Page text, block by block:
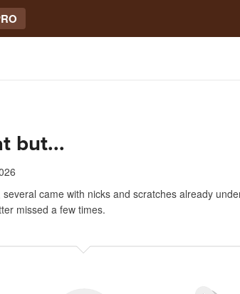
but...
came with nicks and scratches already
missed a few times.